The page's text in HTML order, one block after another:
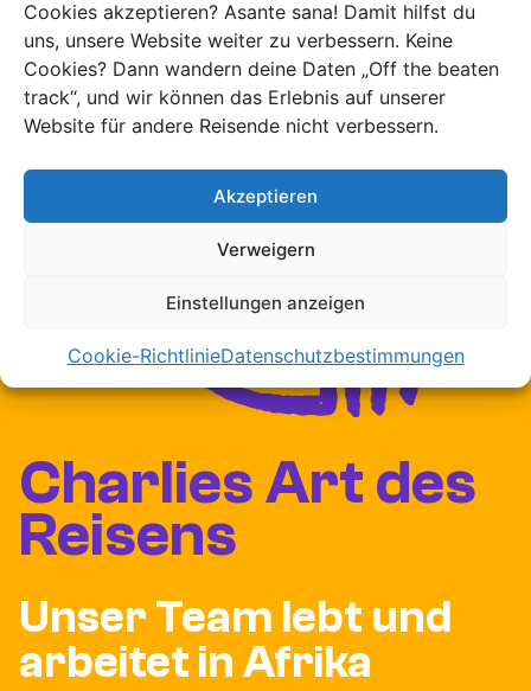
Cookies akzeptieren? Asante sana! Damit hilfst du
uns, unsere Website weiter zu verbessern. Keine
Cookies? Dann wandern deine Daten „Off the beaten
track“, und wir können das Erlebnis auf unserer
Website für andere Reisende nicht verbessern.
Akzeptieren
Verweigern
Einstellungen anzeigen
Cookie-RichtlinieDatenschutzbestimmungen
Der Meru Nationalpark liegt etwa 350 Kilometer von
Nairobi entfernt und gilt als echter Geheimtipp. Anders
als inder beliebten Masai Marafindest du hier Ruhe,
Weite und kaum andere Fahrzeuge. Das macht jede
Tierbegegnung besonders intensiv.
Die Landschaft ist abwechslungsreich mit Savannen,
Flüssen und üppigen Wäldern. Du kannst hier Löwen,
Elefanten, Leoparden, Geparden und Nashörner sehen –
und über 450 Vogelarten. Ein Traum für Naturliebhaber.
Charlies Art des
Reisens
Unser Team lebt und
arbeitet in Afrika